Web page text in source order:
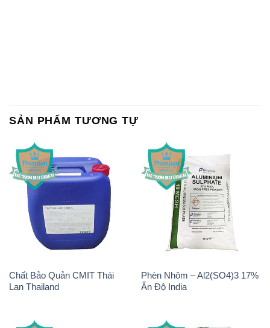
SẢN PHẨM TƯƠNG TỰ
Chất Bảo Quản CMIT Thái
Lan Thailand
Phèn Nhôm – Al2(SO4)3 17%
Ấn Độ India